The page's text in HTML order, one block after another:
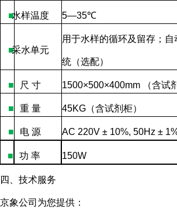
■水样温度 5—35℃
■采水单元
用于水样的循环及留存；
统（选配）
■ 尺 寸 1500×500×400mm （含试
■ 重 量 45KG （含试剂柜）
■ 电 源 AC 220V ± 10%, 50Hz ±
■ 功 率 150W
四、技术服务
京象公司为您提供：